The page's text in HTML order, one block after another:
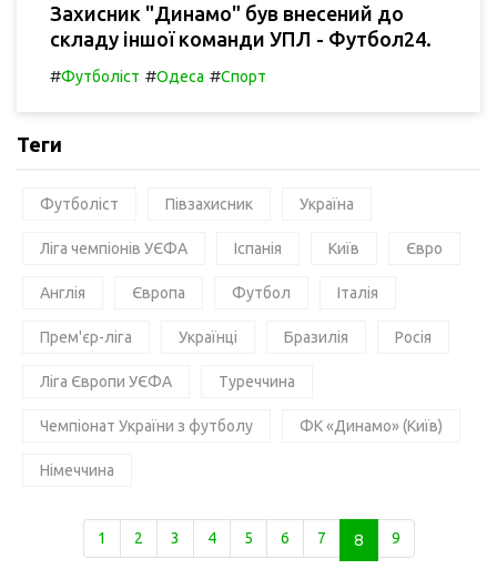
Захисник "Динамо" був внесений до
складу іншої команди УПЛ - Футбол24.
#Футболіст #Одеса #Спорт
Теги
Футболіст Півзахисник Україна
Ліга чемпіонів УЄФА Іспанія Київ Євро
Англія Європа Футбол Італія
Прем'єр-ліга Українці Бразилія Росія
Ліга Європи УЄФА Туреччина
Чемпіонат України з футболу ФК «Динамо» (Київ)
Німеччина
1 2 3 4 5 6 7 8 9